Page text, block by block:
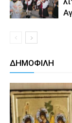
ΔΗΜΟΦΙΛΗ